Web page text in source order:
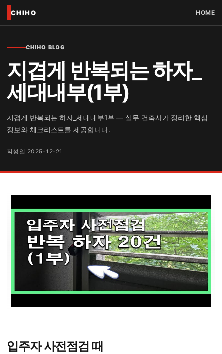
CHIHO HOME
CHIHO BLOG
지겹게 반복되는 하자_
세대내부(1부)
지겹게 반복되는 하자_세대내부1부 — 실무 건축사가 정리한 핵심
정보와 체크리스트를 제공합니다.
작성일 2025-12-21
입주자 사전점검 때